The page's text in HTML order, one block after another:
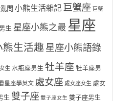
問 小熊生活雜記 巨蟹座 巨蟹
生 星座小熊之最 星座
熊生活趣 星座小熊語錄
生 水瓶座男生 牡羊座 牡羊座男
星座學英文 處女座 處女座女生 處女
生 雙子座 雙子座女生 雙子座男生